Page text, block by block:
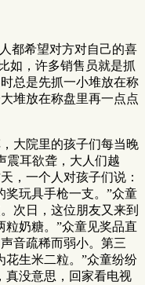
都希望对方对自己的喜
如，许多销售员就是抓
总是先抓一小堆放在称
堆放在称盘里再一点点
大院里的孩子们每当晚
震耳欲聋，大人们越
，一个人对孩子们说：
玩具手枪一支。”众童
次日，这位朋友又来到
粒奶糖。”众童见奖品直
音疏稀而弱小。第三
花生米二粒。”众童纷纷
真没意思，回家看电视